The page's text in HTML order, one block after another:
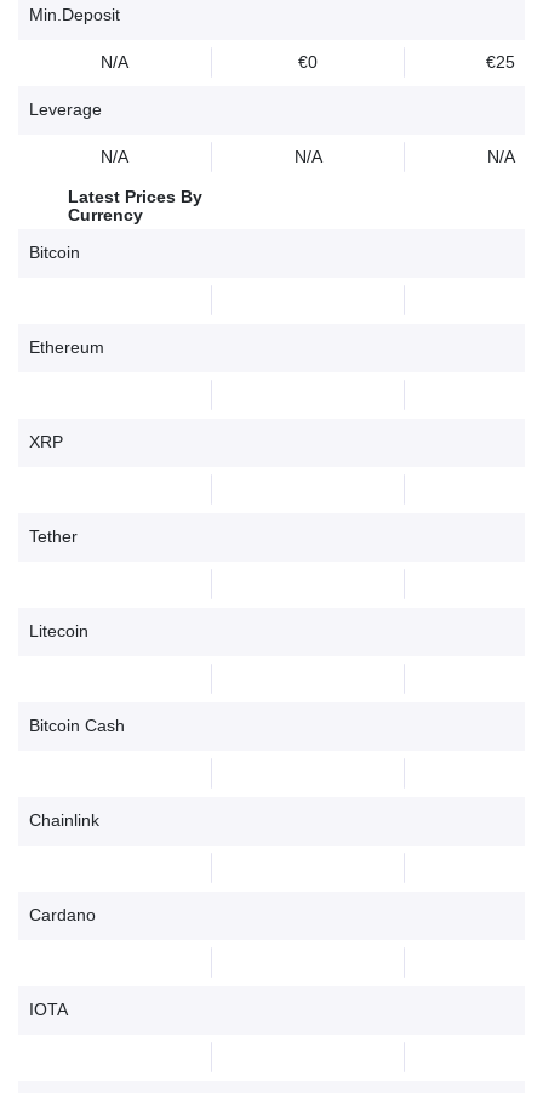
Min.Deposit
N/A €0 €25
Leverage
N/A N/A N/A
Latest Prices By
Currency
Bitcoin
Ethereum
XRP
Tether
Litecoin
Bitcoin Cash
Chainlink
Cardano
IOTA